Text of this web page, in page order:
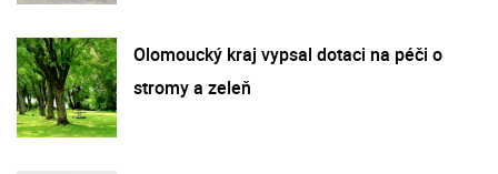
Olomoucký kraj vypsal dotaci na péči o
stromy a zeleň